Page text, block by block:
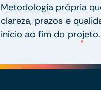
Metodologia própria
clareza, prazos e
início ao fim do projeto.